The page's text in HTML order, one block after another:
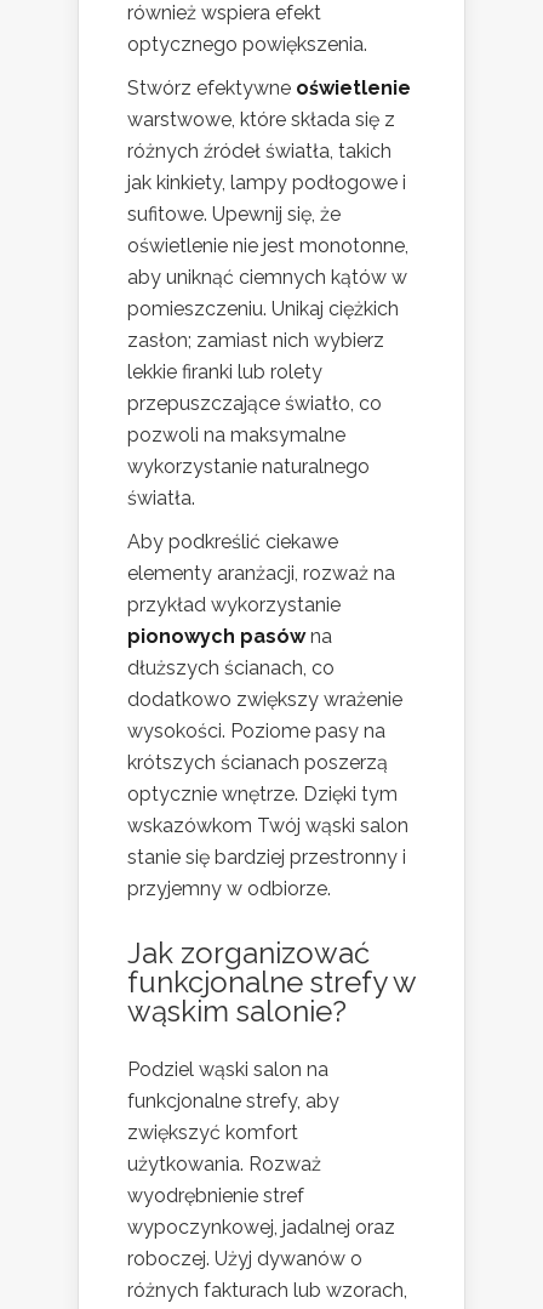
również wspiera efekt
optycznego powiększenia.
Stwórz efektywne oświetlenie
warstwowe, które składa się z
różnych źródeł światła, takich
jak kinkiety, lampy podłogowe i
sufitowe. Upewnij się, że
oświetlenie nie jest monotonne,
aby uniknąć ciemnych kątów w
pomieszczeniu. Unikaj ciężkich
zasłon; zamiast nich wybierz
lekkie firanki lub rolety
przepuszczające światło, co
pozwoli na maksymalne
wykorzystanie naturalnego
światła.
Aby podkreślić ciekawe
elementy aranżacji, rozważ na
przykład wykorzystanie
pionowych pasówna
dłuższych ścianach, co
dodatkowo zwiększy wrażenie
wysokości. Poziome pasy na
krótszych ścianach poszerzą
optycznie wnętrze. Dzięki tym
wskazówkom Twój wąski salon
stanie się bardziej przestronny i
przyjemny w odbiorze.
Jak zorganizować
funkcjonalne strefy w
wąskim salonie?
Podziel wąski salon na
funkcjonalne strefy, aby
zwiększyć komfort
użytkowania. Rozważ
wyodrębnienie stref
wypoczynkowej, jadalnej oraz
roboczej. Użyj dywanów o
różnych fakturach lub wzorach,